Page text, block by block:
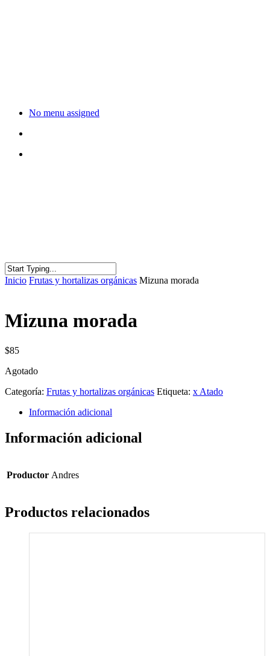
No menu assigned
Inicio Frutas y hortalizas orgánicas Mizuna morada
Mizuna morada
$85
Agotado
Categoría: Frutas y hortalizas orgánicas Etiqueta: x Atado
Información adicional
Información adicional
Productor Andres
Productos relacionados